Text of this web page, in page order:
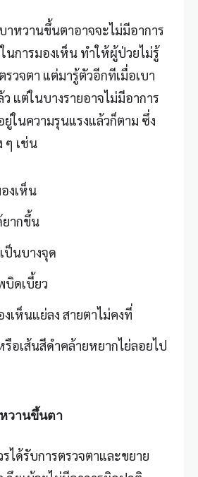
าหวานขึ้นตาอาจจะไม่มีอาการ
การมองเห็น ทำให้ผู้ป่วยไม่รู้
รวจตา แต่มารู้ตัวอีกทีเมื่อเบา
แต่ในบางรายอาจไม่มีอาการ
ในความรุนแรงแล้วก็ตาม ซึ่ง
ๆ เช่น
งเห็น
ยากขึ้น
ป็นบางจุด
บิดเบี้ยว
งเห็นแย่ลง สายตาไม่คงที่
อเส้นสีดำคล้ายหยากไย่ลอยไป
วานขึ้นตา
รได้รับการตรวจตาและขยาย